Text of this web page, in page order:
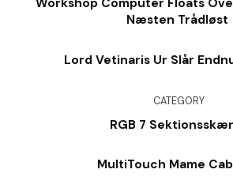
Workshop Computer Floats
Næsten Trådløst
Lord Vetinaris Ur Slår
CATEGORY
RGB 7
MultiTouch Mame